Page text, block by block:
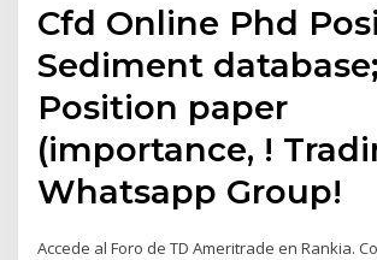
Cfd Online Phd
Sediment database;
Position paper
(importance, !
Whatsapp Group!
Accede al Foro de TD Ameritrade en Rankia.